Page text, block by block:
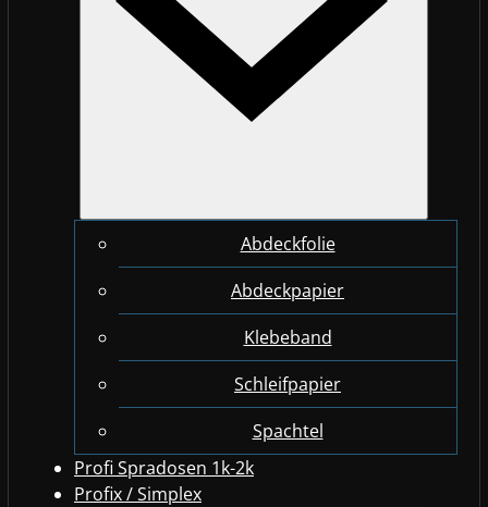
Abdeckfolie
Abdeckpapier
Klebeband
Schleifpapier
Spachtel
Profi Spradosen 1k-2k
Profix / Simplex